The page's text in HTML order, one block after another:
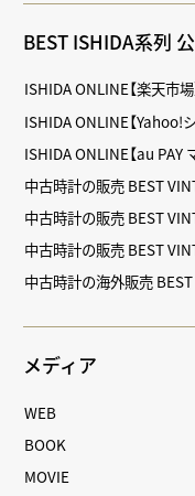
BEST ISHIDA系列
ISHIDA ONLINE【楽天市場
ISHIDA ONLINE【Yahoo!
ISHIDA ONLINE【au PAY
中古時計の販売 BEST
中古時計の販売 BEST
中古時計の販売 BEST
中古時計の海外販売 BEST
メディア
WEB
BOOK
MOVIE